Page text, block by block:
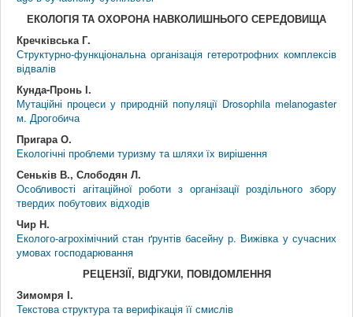
ЕКОЛОГІЯ ТА ОХОРОНА НАВКОЛИШНЬОГО СЕРЕДОВИЩА
Кречківська Г.
Структурно-функціональна організація гетеротрофних комплексів
відвалів
Кунда-Пронь І.
Мутаційні процеси у природній популяції Drosophila melanogaster
м. Дрогобича
Пригара О.
Екологічні проблеми туризму та шляхи їх вирішення
Сеньків В., Слободян Л.
Особливості агітаційної роботи з організації роздільного збору
твердих побутових відходів
Чир Н.
Еколого-агрохімічний стан ґрунтів басейну р. Вижівка у сучасних
умовах господарювання
РЕЦЕНЗІЇ, ВІДГУКИ, ПОВІДОМЛЕННЯ
Зимомря І.
Текстова структура та верифікація її смислів